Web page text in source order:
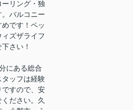
リング・独
バルコニー
です！ペッ
ィズザライフ
さい！
にある総合
ッフは経験
ですので、安
ださい。久